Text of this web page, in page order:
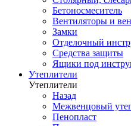
Бетоносмеситель
Вентиляторы и
Замки
Отделочный
Средства защиты
Ящики под
Утеплители
Утеплители
Назад
Межвенцовый
Пенопласт